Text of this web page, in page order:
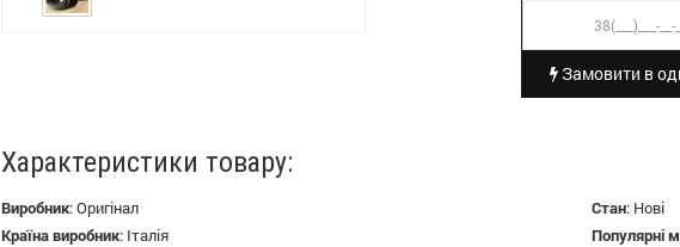
Замовити в
Характеристики товару:
Виробник:Оригінал Стан: Нові
Країна виробник: Італія Популярні